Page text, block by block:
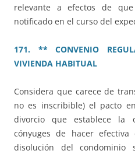
relevante a efectos de
notificado en el curso del
171. ** CONVENIO
VIVIENDA HABITUAL
Considera que carece de
no es inscribible) el pacto
divorcio que establece la
cónyuges de hacer
disolución del